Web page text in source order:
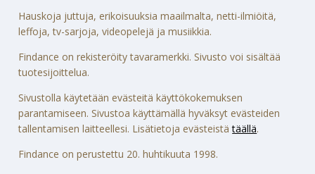
Hauskoja juttuja, erikoisuuksia maailmalta, netti-ilmiöitä,
leffoja, tv-sarjoja, videopelejä ja musiikkia.
Findance on rekisteröity tavaramerkki. Sivusto voi sisältää
tuotesijoittelua.
Sivustolla käytetään evästeitä käyttökokemuksen
parantamiseen. Sivustoa käyttämällä hyväksyt evästeiden
tallentamisen laitteellesi. Lisätietoja evästeistätäällä.
Findance on perustettu 20. huhtikuuta 1998.